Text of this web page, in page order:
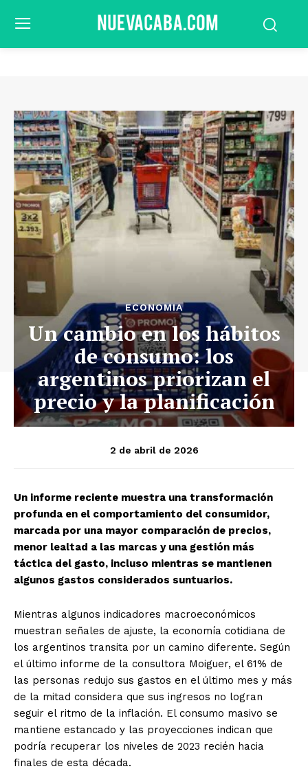
ECONOMIA
Un cambio en los hábitos
de consumo: los
argentinos priorizan el
precio y la planificación
2 de abril de 2026
Un informe reciente muestra una transformación
profunda en el comportamiento del consumidor,
marcada por una mayor comparación de precios,
menor lealtad a las marcas y una gestión más
táctica del gasto, incluso mientras se mantienen
algunos gastos considerados suntuarios.
Mientras algunos indicadores macroeconómicos
muestran señales de ajuste, la economía cotidiana de
los argentinos transita por un camino diferente. Según
el último informe de la consultora Moiguer, el 61% de
las personas redujo sus gastos en el último mes y más
de la mitad considera que sus ingresos no logran
seguir el ritmo de la inflación. El consumo masivo se
mantiene estancado y las proyecciones indican que
podría recuperar los niveles de 2023 recién hacia
finales de esta década.